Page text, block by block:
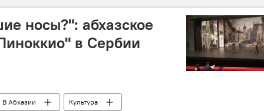
носы?": абхазское
в Сербии
В Абхазии Культура